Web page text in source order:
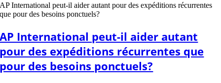
AP International peut-il aider autant pour des expéditions récurrentes
que pour des besoins ponctuels?
AP International peut-il aider autant
pour des expéditions récurrentes que
pour des besoins ponctuels?